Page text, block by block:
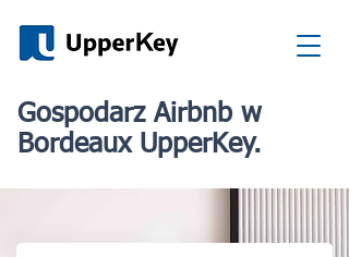
Gospodarz Airbnb w
Bordeaux UpperKey.